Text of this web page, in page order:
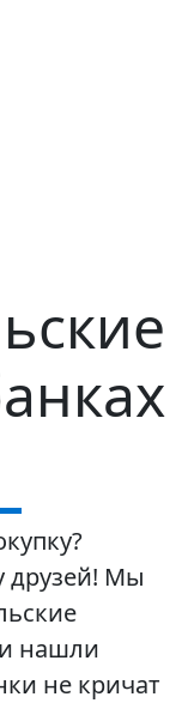
друзей! Мы
нашли
не кричат